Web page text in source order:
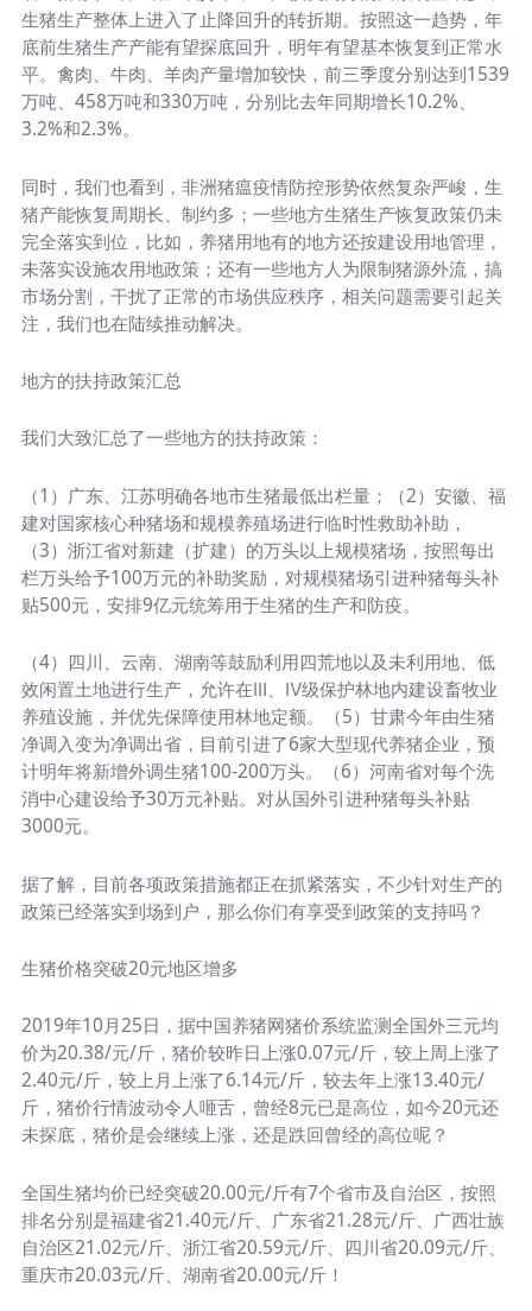
生猪生产整体上进入了止降回升的转折期。按照这一趋势，年
底前生猪生产产能有望探底回升，明年有望基本恢复到正常水
平。禽肉、牛肉、羊肉产量增加较快，前三季度分别达到1539
万吨、458万吨和330万吨，分别比去年同期增长10.2%、
3.2%和2.3%。
同时，我们也看到，非洲猪瘟疫情防控形势依然复杂严峻，生
猪产能恢复周期长、制约多；一些地方生猪生产恢复政策仍未
完全落实到位，比如，养猪用地有的地方还按建设用地管理，
未落实设施农用地政策；还有一些地方人为限制猪源外流，搞
市场分割，干扰了正常的市场供应秩序，相关问题需要引起关
注，我们也在陆续推动解决。
地方的扶持政策汇总
我们大致汇总了一些地方的扶持政策：
（1）广东、江苏明确各地市生猪最低出栏量；（2）安徽、福
建对国家核心种猪场和规模养殖场进行临时性救助补助，
（3）浙江省对新建（扩建）的万头以上规模猪场，按照每出
栏万头给予100万元的补助奖励，对规模猪场引进种猪每头补
贴500元，安排9亿元统筹用于生猪的生产和防疫。
（4）四川、云南、湖南等鼓励利用四荒地以及未利用地、低
效闲置土地进行生产，允许在Ⅲ、Ⅳ级保护林地内建设畜牧业
养殖设施，并优先保障使用林地定额。（5）甘肃今年由生猪
净调入变为净调出省，目前引进了6家大型现代养猪企业，预
计明年将新增外调生猪100-200万头。（6）河南省对每个洗
消中心建设给予30万元补贴。对从国外引进种猪每头补贴
3000元。
据了解，目前各项政策措施都正在抓紧落实，不少针对生产的
政策已经落实到场到户，那么你们有享受到政策的支持吗？
生猪价格突破20元地区增多
2019年10月25日，据中国养猪网猪价系统监测全国外三元均
价为20.38/元/斤，猪价较昨日上涨0.07元/斤，较上周上涨了
2.40元/斤，较上月上涨了6.14元/斤，较去年上涨13.40元/
斤，猪价行情波动令人咂舌，曾经8元已是高位，如今20元还
未探底，猪价是会继续上涨，还是跌回曾经的高位呢？
全国生猪均价已经突破20.00元/斤有7个省市及自治区，按照
排名分别是福建省21.40元/斤、广东省21.28元/斤、广西壮族
自治区21.02元/斤、浙江省20.59元/斤、四川省20.09元/斤、
重庆市20.03元/斤、湖南省20.00元/斤！